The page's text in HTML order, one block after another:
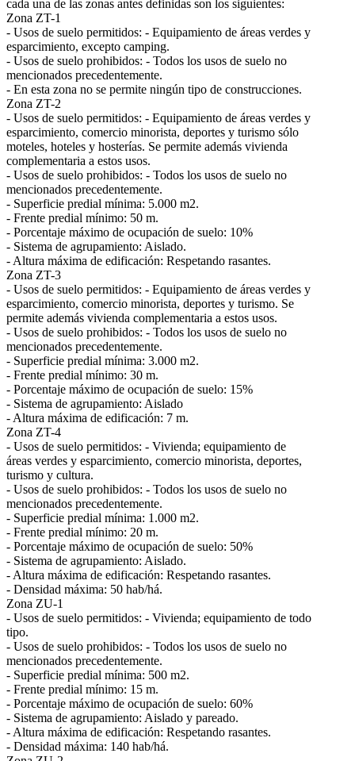
cada una de las zonas antes definidas son los siguientes:
Zona ZT-1
- Usos de suelo permitidos: - Equipamiento de áreas verdes y
esparcimiento, excepto camping.
- Usos de suelo prohibidos: - Todos los usos de suelo no
mencionados precedentemente.
- En esta zona no se permite ningún tipo de construcciones.
Zona ZT-2
- Usos de suelo permitidos: - Equipamiento de áreas verdes y
esparcimiento, comercio minorista, deportes y turismo sólo
moteles, hoteles y hosterías. Se permite además vivienda
complementaria a estos usos.
- Usos de suelo prohibidos: - Todos los usos de suelo no
mencionados precedentemente.
- Superficie predial mínima: 5.000 m2.
- Frente predial mínimo: 50 m.
- Porcentaje máximo de ocupación de suelo: 10%
- Sistema de agrupamiento: Aislado.
- Altura máxima de edificación: Respetando rasantes.
Zona ZT-3
- Usos de suelo permitidos: - Equipamiento de áreas verdes y
esparcimiento, comercio minorista, deportes y turismo. Se
permite además vivienda complementaria a estos usos.
- Usos de suelo prohibidos: - Todos los usos de suelo no
mencionados precedentemente.
- Superficie predial mínima: 3.000 m2.
- Frente predial mínimo: 30 m.
- Porcentaje máximo de ocupación de suelo: 15%
- Sistema de agrupamiento: Aislado
- Altura máxima de edificación: 7 m.
Zona ZT-4
- Usos de suelo permitidos: - Vivienda; equipamiento de
áreas verdes y esparcimiento, comercio minorista, deportes,
turismo y cultura.
- Usos de suelo prohibidos: - Todos los usos de suelo no
mencionados precedentemente.
- Superficie predial mínima: 1.000 m2.
- Frente predial mínimo: 20 m.
- Porcentaje máximo de ocupación de suelo: 50%
- Sistema de agrupamiento: Aislado.
- Altura máxima de edificación: Respetando rasantes.
- Densidad máxima: 50 hab/há.
Zona ZU-1
- Usos de suelo permitidos: - Vivienda; equipamiento de todo
tipo.
- Usos de suelo prohibidos: - Todos los usos de suelo no
mencionados precedentemente.
- Superficie predial mínima: 500 m2.
- Frente predial mínimo: 15 m.
- Porcentaje máximo de ocupación de suelo: 60%
- Sistema de agrupamiento: Aislado y pareado.
- Altura máxima de edificación: Respetando rasantes.
- Densidad máxima: 140 hab/há.